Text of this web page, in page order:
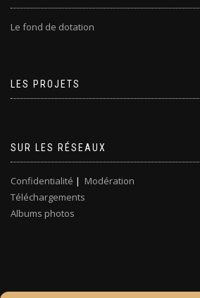
Le fond de dotation
LES PROJETS
SUR LES RÉSEAUX
Confidentialité | Modération
Téléchargements
Albums photos